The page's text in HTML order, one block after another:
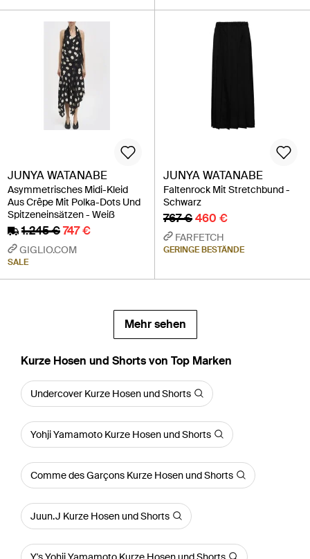
JUNYA WATANABE
Asymmetrisches Midi-Kleid
Aus Crêpe Mit Polka-Dots Und
Spitzeneinsätzen - Weiß
1.245 €747 €
GIGLIO.COM
SALE
JUNYA WATANABE
Faltenrock Mit Stretchbund -
Schwarz
767 €460 €
FARFETCH
GERINGE BESTÄNDE
Mehr sehen
Kurze Hosen und Shorts von Top Marken
Undercover Kurze Hosen und Shorts
Yohji Yamamoto Kurze Hosen und Shorts
Comme des Garçons Kurze Hosen und Shorts
Juun.J Kurze Hosen und Shorts